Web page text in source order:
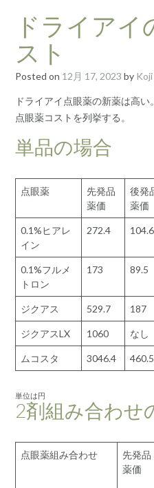
ドライアイ
スト
Posted on 12月 17, 2023 by Koji
ドライアイ点眼薬の新薬は高い。
点眼薬コストを列挙する。
単品の場合
点眼薬
先発品
薬価
後発
薬価
0.1%ヒアレ
イン
272.4 104.6
0.1%フルメ
トロン
173 89.5
ジクアス 529.7 187
ジクアスLX 1060 なし
ムコスタ 3046.4 460.5
単位は円
2剤組み合わせ
点眼薬組み合わせ
先発品
薬価